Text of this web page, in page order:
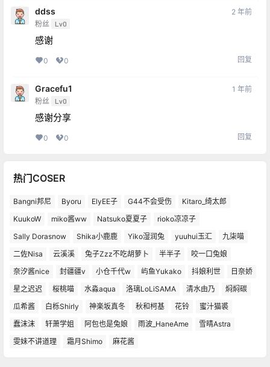
ddss
粉丝 Lv0
2 年前
感谢
0 0 回复
Gracefu1
粉丝 Lv0
1 年前
感谢分享
0 0 回复
热门COSER
Bangni邦尼 Byoru ElyEE子 G44不会受伤
Kitaro_绮太郎
KuukoW
miko酱ww Natsuko夏夏子
rioko凉凉子
Sally Dorasnow
Shika小鹿鹿 Yiko湿润兔 yuuhui玉汇
九柒喵
二佐Nisa
云溪溪 兔子Zzz不吃胡萝卜 半半子
咬一口兔娘
奈汐酱nice
封疆疆v 小仓千代w 屿鱼Yukako 抖娘利世
日奈娇
星之迟迟
桜桃喵 水淼aqua 洛璃LoLiSAMA 清水由乃
焖焖碳
瓜希酱
白栎Shirly 神楽坂真冬 秋和柯基 花铃
蜜汁猫裘
蠢沫沫
轩萧学姐 阿包也是兔娘 雨波_HaneAme
雪晴Astra
雯妹不讲道理
霜月Shimo 麻花酱